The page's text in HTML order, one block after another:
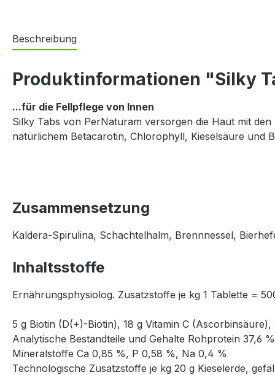
Beschreibung
Produktinformationen "Silky
...für die Fellpflege von Innen
Silky Tabs von PerNaturam versorgen die Haut mit
natürlichem Betacarotin, Chlorophyll, Kieselsäure und
Zusammensetzung
Kaldera-Spirulina, Schachtelhalm, Brennnessel,
Inhaltsstoffe
Ernährungsphysiolog. Zusatzstoffe je kg 1 Tablette =
5 g Biotin (D(+)-Biotin), 18 g Vitamin C
Analytische Bestandteile und Gehalte Rohprotein 37,6
Mineralstoffe Ca 0,85 %, P 0,58 %, Na 0,4 %
Technologische Zusatzstoffe je kg 20 g Kieselerde,